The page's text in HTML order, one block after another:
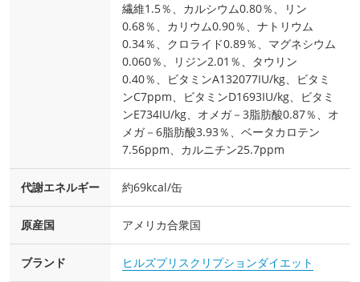
繊維1.5％、カルシウム0.80％、リン
0.68％、カリウム0.90％、ナトリウム
0.34％、クロライド0.89％、マグネシウム
0.060％、リジン2.01％、タウリン
0.40％、ビタミンA132077IU/kg、ビタミ
ンC7ppm、ビタミンD1693IU/kg、ビタミ
ンE734IU/kg、オメガ－3脂肪酸0.87％、オ
メガ－6脂肪酸3.93％、ベータカロテン
7.56ppm、カルニチン25.7ppm
代謝エネルギー 約69kcal/缶
原産国 アメリカ合衆国
ブランド ヒルズプリスクリプションダイエット